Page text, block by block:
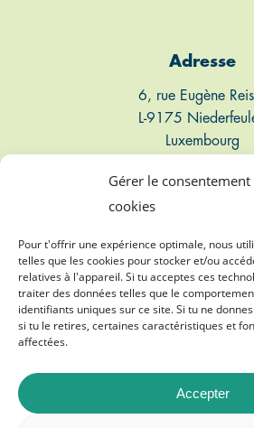
Gérer le consentement
cookies
Pour t'offrir une expérience optimale, nous
telles que les cookies pour stocker et/ou
relatives à l'appareil. Si tu acceptes ces
traiter des données telles que le
identifiants uniques sur ce site. Si tu ne
si tu le retires, certaines caractéristiques et
affectées.
Accepter
Adresse
6, rue Eugène
L-9175
Luxembourg
T: +352 661
E: